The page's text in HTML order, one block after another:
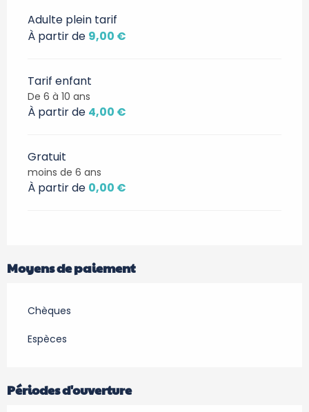
Adulte plein tarif
À partir de 9,00 €
Tarif enfant
De 6 à 10 ans
À partir de 4,00 €
Gratuit
moins de 6 ans
À partir de 0,00 €
Moyens de paiement
Chèques
Espèces
Périodes d'ouverture